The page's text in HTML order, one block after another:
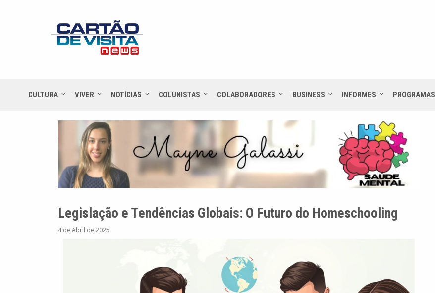
CULTURA VIVER NOTÍCIAS COLUNISTAS COLABORADORES BUSINESS INFORMES PROGRAMAS
Legislação e Tendências Globais: O Futuro do Homeschooling
4 de Abril de 2025